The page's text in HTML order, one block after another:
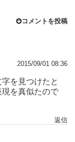
コメントを投稿
2015/09/01 08:36
を見つけたと
を真似たので
返信